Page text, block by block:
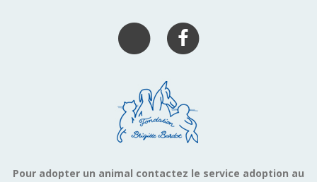
Pour adopter un animal contactez le service adoption au